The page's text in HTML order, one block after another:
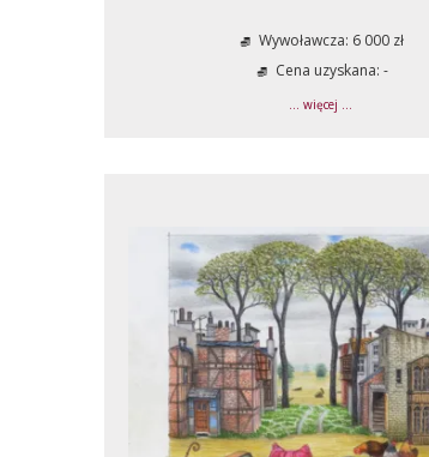
Wywoławcza: 6 000 zł
Cena uzyskana: -
... więcej ...